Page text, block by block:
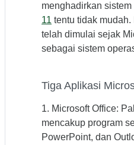
menghadirkan
11 tentu tidak
telah dimulai sejak
sebagai sistem
Tiga Aplikasi
1. Microsoft Office:
mencakup program
PowerPoint, dan